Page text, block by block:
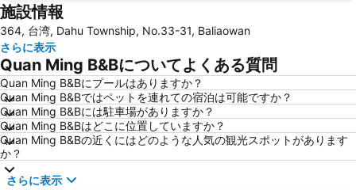
Taichung Park
Taian Hot Spring
Central Taiwan Science Park
施設情報
364, 台湾, Dahu Township, No.33-31, Baliaowan
さらに表示
Quan Ming B&Bについてよくある質問
Quan Ming B&Bにプールはありますか？
Quan Ming B&Bではペットを連れての宿泊は可能ですか？
Quan Ming B&Bには駐車場がありますか？
Quan Ming B&Bはどこに位置していますか？
Quan Ming B&Bの近くにはどのような人気の観光スポットがあります
か？
さらに表示